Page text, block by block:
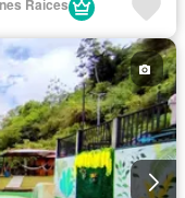
Gas natural
Cuarto de servicio
Raíces